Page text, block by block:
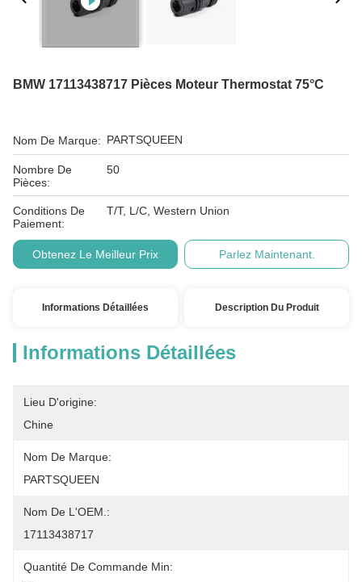
BMW 17113438717 Pièces Moteur Thermostat 75°C
Nom De Marque: PARTSQUEEN
Nombre De
Pièces:
50
Conditions De
Paiement:
T/T, L/C, Western Union
Obtenez Le Meilleur Prix Parlez Maintenant.
Informations Détaillées Description Du Produit
Informations Détaillées
Lieu D'origine:
Chine
Nom De Marque:
PARTSQUEEN
Nom De L'OEM.:
17113438717
Quantité De Commande Min: